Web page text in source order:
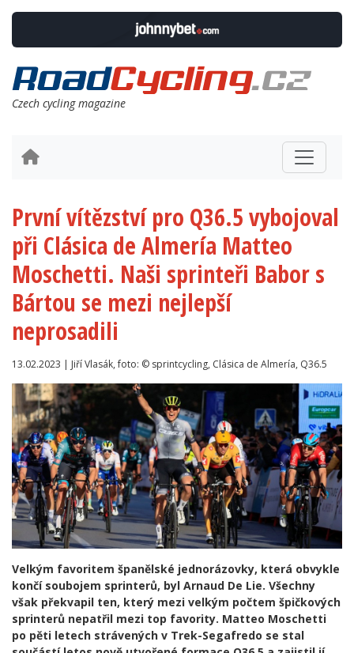
Czech cycling magazine
První vítězství pro Q36.5 vybojoval
při Clásica de Almería Matteo
Moschetti. Naši sprinteři Babor s
Bártou se mezi nejlepší
neprosadili
13.02.2023 | Jiří Vlasák, foto: © sprintcycling, Clásica de Almería, Q36.5
Velkým favoritem španělské jednorázovky, která obvykle
končí soubojem sprinterů, byl Arnaud De Lie. Všechny
však překvapil ten, který mezi velkým počtem špičkových
sprinterů nepatřil mezi top favority. Matteo Moschetti
po pěti letech strávených v Trek-Segafredo se stal